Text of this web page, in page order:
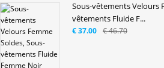
Sous-vêtements Velours
vêtements Fluide F...
€ 46.70
€ 37.00